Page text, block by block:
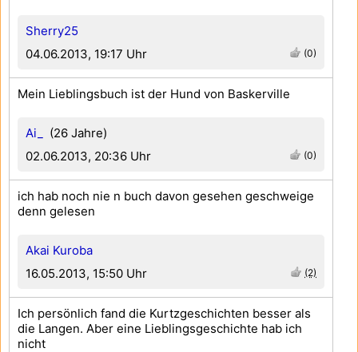
Sherry25
04.06.2013, 19:17 Uhr
(0)
Ai_
(26 Jahre)
02.06.2013, 20:36 Uhr
(0)
Mein Lieblingsbuch ist der Hund von Baskerville
Akai Kuroba
16.05.2013, 15:50 Uhr
(2)
ich hab noch nie n buch davon gesehen geschweige
denn gelesen
Ich persönlich fand die Kurtzgeschichten besser als
die Langen. Aber eine Lieblingsgeschichte hab ich
nicht